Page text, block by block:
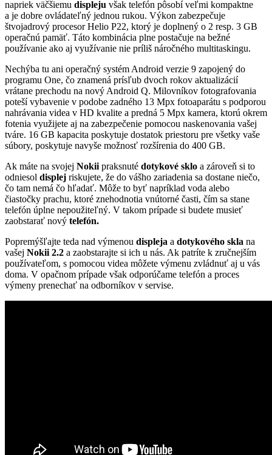
napriek väčšiemu displeju však telefón pôsobí veľmi kompaktne
a je dobre ovládateľný jednou rukou. Výkon zabezpečuje
štvojadrový procesor Helio P22, ktorý je doplnený o 2 resp. 3 GB
operačnú pamäť. Táto kombinácia plne postačuje na bežné
používanie ako aj využívanie nie príliš náročného multitaskingu.
Nechýba tu ani operačný systém Android verzie 9 zapojený do
programu One, čo znamená prísľub dvoch rokov aktualizácií
vrátane prechodu na nový Android Q. Milovníkov fotografovania
poteší vybavenie v podobe zadného 13 Mpx fotoaparátu s podporou
nahrávania videa v HD kvalite a predná 5 Mpx kamera, ktorú okrem
fotenia využijete aj na zabezpečenie pomocou naskenovania vašej
tváre. 16 GB kapacita poskytuje dostatok priestoru pre všetky vaše
súbory, poskytuje navyše možnosť rozšírenia do 400 GB.
Ak máte na svojej Nokii praksnuté dotykové sklo a zároveň si to
odniesol displej riskujete, že do vášho zariadenia sa dostane niečo,
čo tam nemá čo hľadať. Môže to byť napríklad voda alebo
čiastočky prachu, ktoré znehodnotia vnútorné časti, čím sa stane
telefón úplne nepoužiteľný. V takom prípade si budete musieť
zaobstarať nový telefón.
Popremýšľajte teda nad výmenou displeja a dotykového skla na
vašej Nokii 2.2 a zaobstarajte si ich u nás. Ak patríte k zručnejším
používateľom, s pomocou videa môžete výmenu zvládnuť aj u vás
doma. V opačnom prípade však odporúčame telefón a proces
výmeny prenechať na odborníkov v servise.